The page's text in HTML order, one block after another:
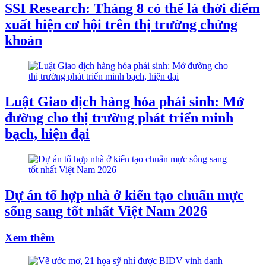
SSI Research: Tháng 8 có thể là thời điểm
xuất hiện cơ hội trên thị trường chứng
khoán
Luật Giao dịch hàng hóa phái sinh: Mở
đường cho thị trường phát triển minh
bạch, hiện đại
Dự án tổ hợp nhà ở kiến tạo chuẩn mực
sống sang tốt nhất Việt Nam 2026
Xem thêm